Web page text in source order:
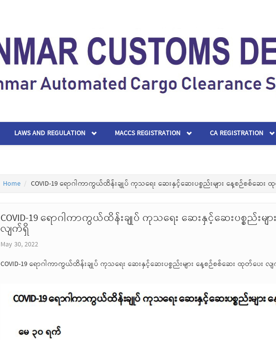
LAWS AND REGULATION MACCS REGISTRATION CA REGISTRATION
Home COVID-19 ရောဂါကာကွယ်ထိန်းချုပ် ကုသရေး ဆေးနှင့်ဆေးပစ္စည်းများ နေ့စဉ်စစ်ဆေး
COVID-19 ရောဂါကာကွယ်ထိန်းချုပ် ကုသရေး ဆေးနှင့်ဆေးပစ္စည်းမ
လျက်ရှိ
May 30, 2022
COVID-19 ရောဂါကာကွယ်ထိန်းချုပ် ကုသရေး ဆေးနှင့်ဆေးပစ္စည်းများ နေ့စဉ်စစ်ဆေး ထုတ်ပေး လ